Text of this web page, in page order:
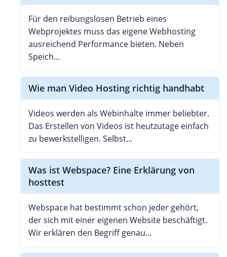
Für den reibungslosen Betrieb eines
Webprojektes muss das eigene Webhosting
ausreichend Performance bieten. Neben
Speich...
Wie man Video Hosting richtig handhabt
Videos werden als Webinhalte immer beliebter.
Das Erstellen von Videos ist heutzutage einfach
zu bewerkstelligen. Selbst...
Was ist Webspace? Eine Erklärung von
hosttest
Webspace hat bestimmt schon jeder gehört,
der sich mit einer eigenen Website beschäftigt.
Wir erklären den Begriff genau...